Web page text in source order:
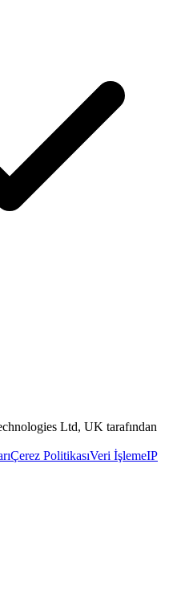
Ltd, UK tarafından
Çerez PolitikasıVeri İşlemeIP